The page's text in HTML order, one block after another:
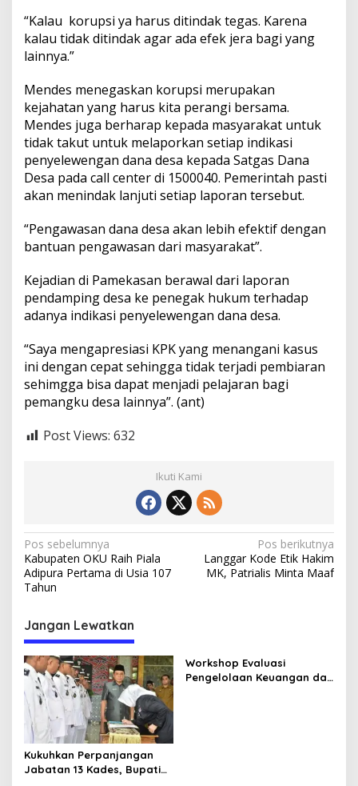
D
e
s
“Kalau korupsi ya harus ditindak tegas. Karena
kalau tidak ditindak agar ada efek jera bagi yang
lainnya.”
Mendes menegaskan korupsi merupakan
kejahatan yang harus kita perangi bersama.
Mendes juga berharap kepada masyarakat untuk
tidak takut untuk melaporkan setiap indikasi
penyelewengan dana desa kepada Satgas Dana
Desa pada call center di 1500040. Pemerintah pasti
akan menindak lanjuti setiap laporan tersebut.
“Pengawasan dana desa akan lebih efektif dengan
bantuan pengawasan dari masyarakat”.
Kejadian di Pamekasan berawal dari laporan
pendamping desa ke penegak hukum terhadap
adanya indikasi penyelewengan dana desa.
“Saya mengapresiasi KPK yang menangani kasus
ini dengan cepat sehingga tidak terjadi pembiaran
sehimgga bisa dapat menjadi pelajaran bagi
pemangku desa lainnya”. (ant)
Post Views: 632
Ikuti Kami
N
a
v
i
g
a
s
i
p
o
s
Pos sebelumnya
Kabupaten OKU Raih Piala
Adipura Pertama di Usia 107
Tahun
Pos berikutnya
Langgar Kode Etik Hakim
MK, Patrialis Minta Maaf
Jangan Lewatkan
Kukuhkan Perpanjangan
Jabatan 13 Kades, Bupati
Workshop Evaluasi
Pengelolaan Keuangan dan